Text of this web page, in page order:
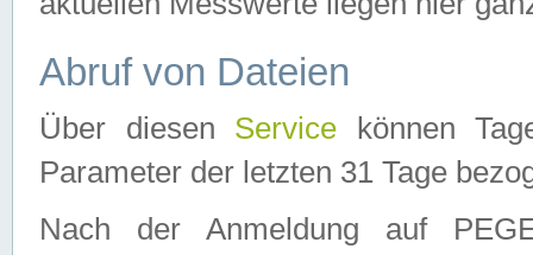
Abruf von Dateien
Über diesen Service können
Parameter der letzten 31 Tage
Nach der Anmeldung auf